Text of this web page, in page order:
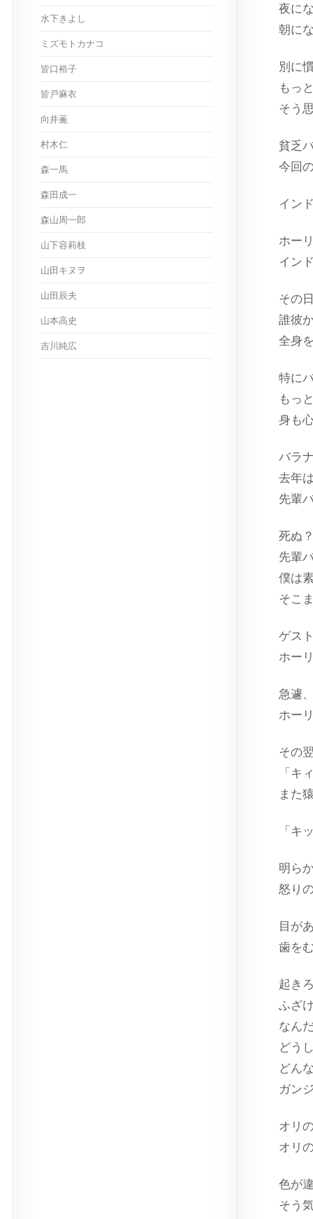
夜に
朝に
別に
もっ
そう
貧乏
今回
イン
ホー
イン
その
誰彼
全身
特に
もっ
身も
バラ
去年
先輩
死ぬ
先輩
僕は
そこ
ゲス
ホー
急遽
ホー
その
「キ
また
「キ
明ら
怒り
目が
歯を
起き
ふざ
なん
どう
どん
ガン
オリ
オリ
色が
そう
水下きよし
ミズモトカナコ
皆口裕子
皆戸麻衣
向井薫
村木仁
森一馬
森田成一
森山周一郎
山下容莉枝
山田キヌヲ
山田辰夫
山本高史
吉川純広